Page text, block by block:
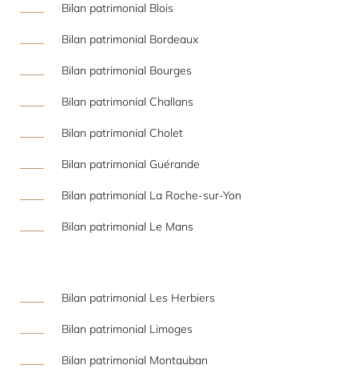
Bilan patrimonial Blois
Bilan patrimonial Bordeaux
Bilan patrimonial Bourges
Bilan patrimonial Challans
Bilan patrimonial Cholet
Bilan patrimonial Guérande
Bilan patrimonial La Roche-sur-Yon
Bilan patrimonial Le Mans
Bilan patrimonial Les Herbiers
Bilan patrimonial Limoges
Bilan patrimonial Montauban